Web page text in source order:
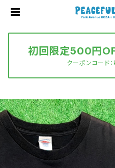
初回限定500円
クーポンコード